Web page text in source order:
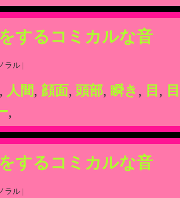
するコミカルな音
ラル |
, 人間, 顔面, 頭部, 瞬き , 目 ,
,
するコミカルな音
ラル |